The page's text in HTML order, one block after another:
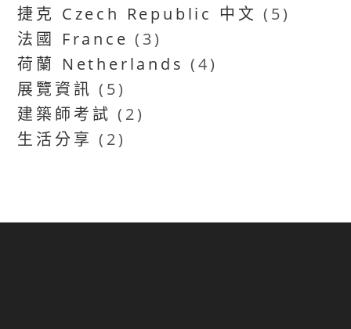
捷克 Czech Republic 中文 (5)
法國 France (3)
荷蘭 Netherlands (4)
展覽資訊 (5)
建築師考試 (2)
生活分享 (2)